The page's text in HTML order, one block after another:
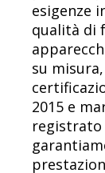
esigenze
qualità di
su
2015 e
registrato